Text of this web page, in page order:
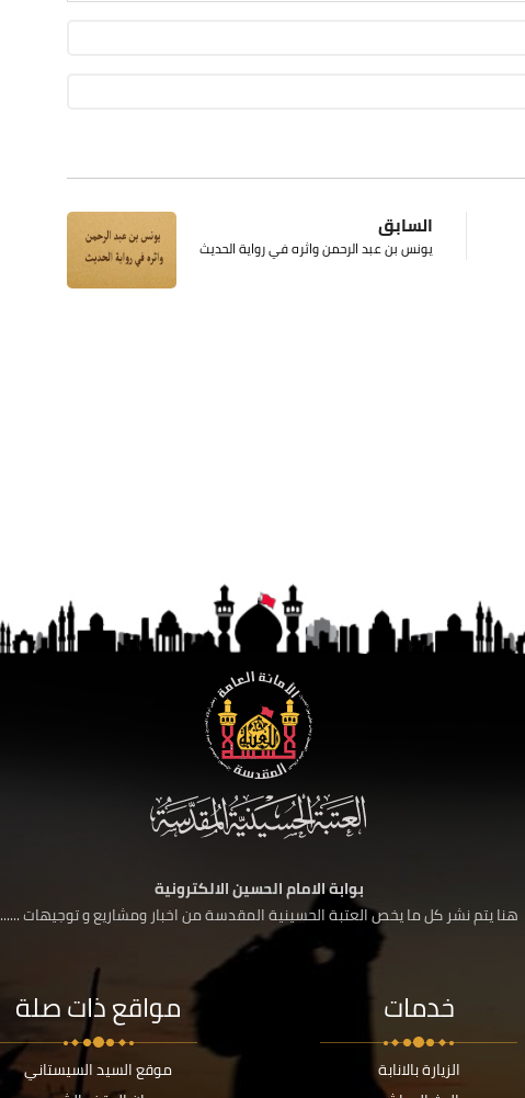
السابق
يونس بن عبد الرحمن واثره في رواية الحديث
بوابة الامام الحسين الالكترونية
هنا يتم نشر كل ما يخص العتبة الحسينية المقدسة من اخبار ومشاريع و توجيهات ......
خدمات
الزيارة بالانابة
مواقع ذات صلة
موقع السيد السيستاني